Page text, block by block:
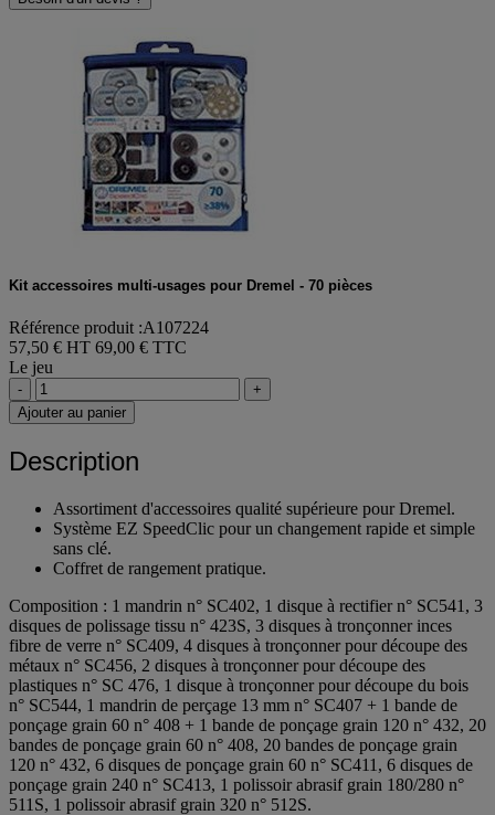
Kit accessoires multi-usages pour Dremel - 70 pièces
Référence produit :A107224
57,50 € HT 69,00 € TTC
Le jeu
-
+
Ajouter au panier
Description
Assortiment d'accessoires qualité supérieure pour Dremel.
Système EZ SpeedClic pour un changement rapide et simple
sans clé.
Coffret de rangement pratique.
Composition : 1 mandrin n° SC402, 1 disque à rectifier n° SC541, 3
disques de polissage tissu n° 423S, 3 disques à tronçonner inces
fibre de verre n° SC409, 4 disques à tronçonner pour découpe des
métaux n° SC456, 2 disques à tronçonner pour découpe des
plastiques n° SC 476, 1 disque à tronçonner pour découpe du bois
n° SC544, 1 mandrin de perçage 13 mm n° SC407 + 1 bande de
ponçage grain 60 n° 408 + 1 bande de ponçage grain 120 n° 432, 20
bandes de ponçage grain 60 n° 408, 20 bandes de ponçage grain
120 n° 432, 6 disques de ponçage grain 60 n° SC411, 6 disques de
ponçage grain 240 n° SC413, 1 polissoir abrasif grain 180/280 n°
511S, 1 polissoir abrasif grain 320 n° 512S.